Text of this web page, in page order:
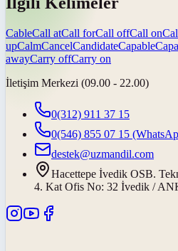
CableCall atCall forCall offCall on
upCalmCancelCandidateCapable
awayCarry offCarry on
İletişim Merkezi (09.00 - 22.00)
0(312) 911 37 15
0(546) 855 07 15
destek@uzmandil.com
Hacettepe İvedik OSB.
4. Kat Ofis No: 32 İvedik /